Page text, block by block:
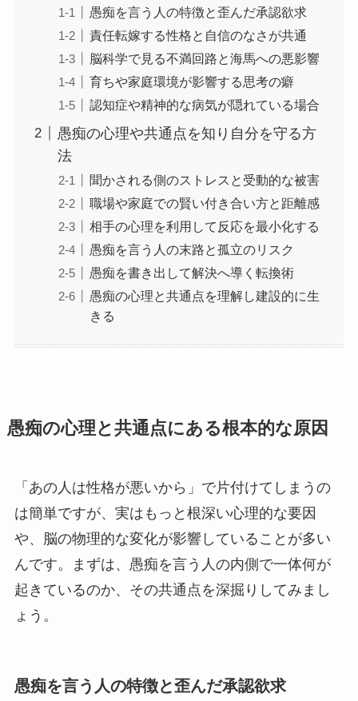
愚痴を言う人の特徴と歪んだ承認欲求
責任転嫁する性格と自信のなさが共通
脳科学で見る不満回路と海馬への悪影響
育ちや家庭環境が影響する思考の癖
認知症や精神的な病気が隠れている場合
愚痴の心理や共通点を知り自分を守る方
法
聞かされる側のストレスと受動的な被害
職場や家庭での賢い付き合い方と距離感
相手の心理を利用して反応を最小化する
愚痴を言う人の末路と孤立のリスク
愚痴を書き出して解決へ導く転換術
愚痴の心理と共通点を理解し建設的に生
きる
愚痴の心理と共通点にある根本的な原因
「あの人は性格が悪いから」で片付けてしまうの
は簡単ですが、実はもっと根深い心理的な要因
や、脳の物理的な変化が影響していることが多い
んです。まずは、愚痴を言う人の内側で一体何が
起きているのか、その共通点を深掘りしてみまし
ょう。
愚痴を言う人の特徴と歪んだ承認欲求